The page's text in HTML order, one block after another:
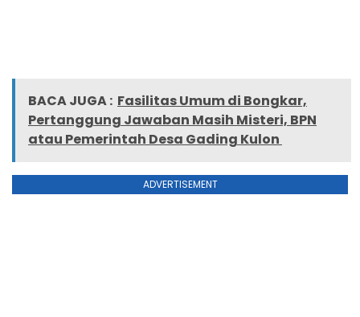
BACA JUGA : Fasilitas Umum di Bongkar,
Pertanggung Jawaban Masih Misteri, BPN
atau Pemerintah Desa Gading Kulon
ADVERTISEMENT